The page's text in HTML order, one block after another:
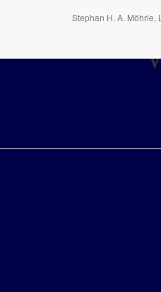
Stephan H. A. Möhrle,